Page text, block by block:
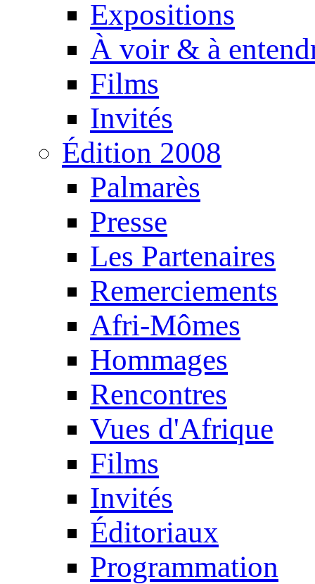
Expositions
À voir & à
Films
Invités
Édition 2008
Palmarès
Presse
Les Partenaires
Remerciements
Afri-Mômes
Hommages
Rencontres
Vues d'Afrique
Films
Invités
Éditoriaux
Programmation